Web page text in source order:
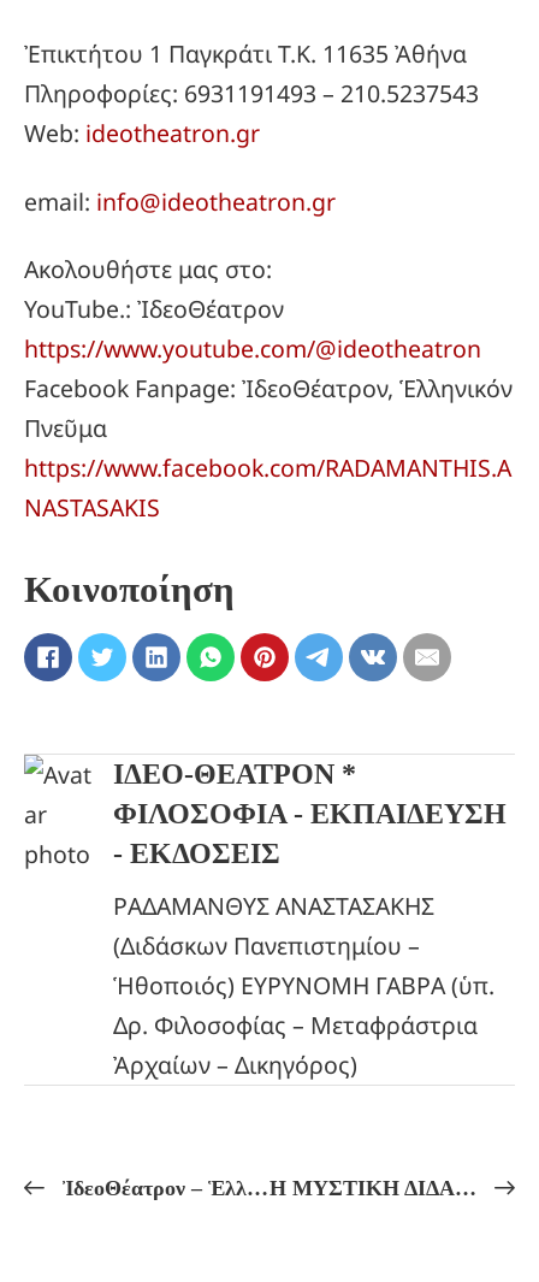
Ἐπικτήτου 1 Παγκράτι Τ.Κ. 11635 Ἀθήνα
Πληροφορίες: 6931191493 – 210.5237543
Web: ideotheatron.gr
email: info@ideotheatron.gr
Ακολουθήστε μας στο:
YouTube.: ἸδεοΘέατρον
https://www.youtube.com/@ideotheatron
Facebook Fanpage: ἸδεοΘέατρον, Ἑλληνικόν
Πνεῦμα
https://www.facebook.com/RADAMANTHIS.A
NASTASAKIS
Κοινοποίηση
ΙΔΕΟ-ΘΕΑΤΡΟΝ *
ΦΙΛΟΣΟΦΙΑ - ΕΚΠΑΙΔΕΥΣΗ
- ΕΚΔΟΣΕΙΣ
ΡΑΔΑΜΑΝΘΥΣ ΑΝΑΣΤΑΣΑΚΗΣ
(Διδάσκων Πανεπιστημίου –
Ἡθοποιός) ΕΥΡΥΝΟΜΗ ΓΑΒΡΑ (ὑπ.
Δρ. Φιλοσοφίας – Μεταφράστρια
Ἀρχαίων – Δικηγόρος)
ἸδεοΘέατρον – Ἑλληνικόν Πνεῦμα Πρόγραμμα Μαθημάτων ἀπό 27/01 ἔως 01/02 Η ΜΥΣΤΙΚΗ ΔΙΔΑΣΚΑΛΙΑ ΤΟΥ ΠΥΘΑΓΟΡΙΣΜΟΥ! ΣΧΟΛΙΑ ΤΟΥ ΠΡΟΚΛΟΥ ΣΤΑ ΧΡΥΣΑ ΕΠΗ ΤΩΝ ΠΥΘΑΓΟΡΕΙΩΝ! Πρακτικά Μαθήματα Πυθαγορείου Φιλοσοφίας, Αὐτογνωσίας καί Μυητικῆς Ἀγωγῆς.